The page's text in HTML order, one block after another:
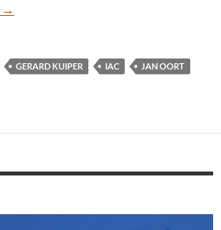
Les exocomètes sont nombreuses
→
GERARD KUIPER IAC
JAN OORT